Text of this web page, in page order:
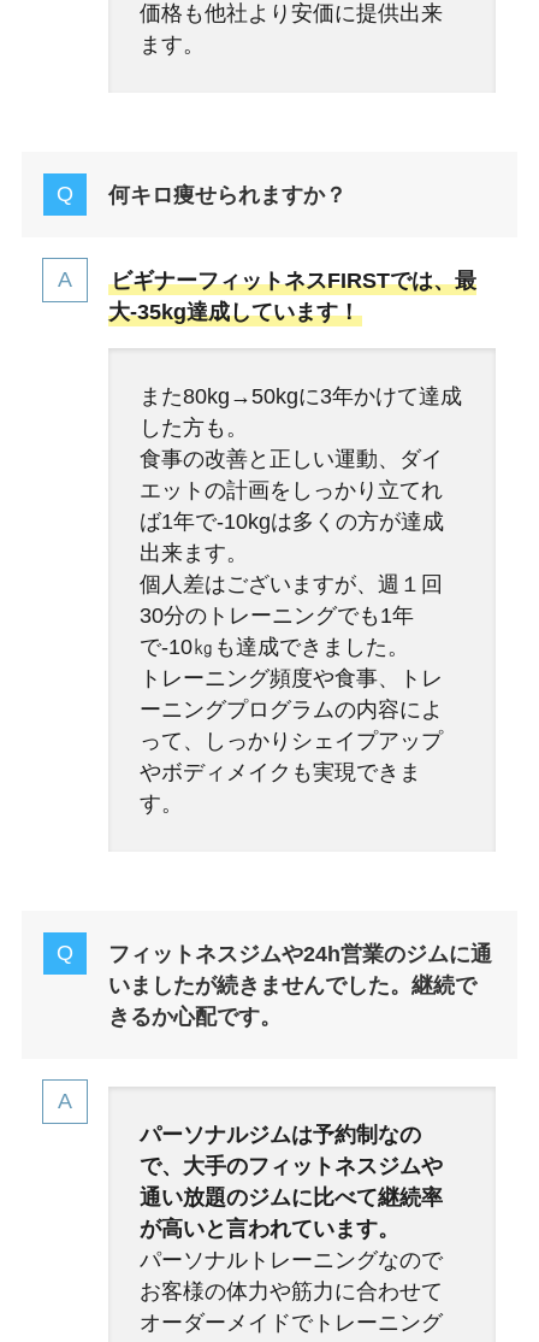
価格も他社より安価に提供出来
ます。
何キロ痩せられますか？
ビギナーフィットネスFIRSTでは、最
大-35kg達成しています！
また80kg→50kgに3年かけて達成
した方も。
食事の改善と正しい運動、ダイ
エットの計画をしっかり立てれ
ば1年で-10kgは多くの方が達成
出来ます。
個人差はございますが、週１回
30分のトレーニングでも1年
で-10㎏も達成できました。
トレーニング頻度や食事、トレ
ーニングプログラムの内容によ
って、しっかりシェイプアップ
やボディメイクも実現できま
す。
フィットネスジムや24h営業のジムに通
いましたが続きませんでした。継続で
きるか心配です。
パーソナルジムは予約制なの
で、大手のフィットネスジムや
通い放題のジムに比べて継続率
が高いと言われています。
パーソナルトレーニングなので
お客様の体力や筋力に合わせて
オーダーメイドでトレーニング